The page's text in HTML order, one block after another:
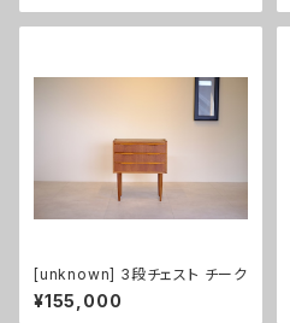
[unknown] 3段チェスト チーク
¥155,000